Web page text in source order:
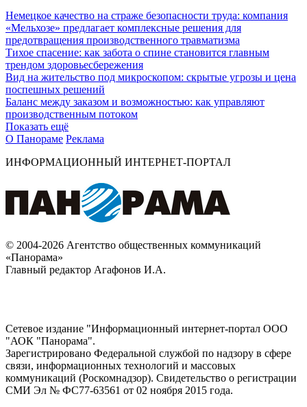
Немецкое качество на страже безопасности труда: компания
«Мельхозе» предлагает комплексные решения для
предотвращения производственного травматизма
Тихое спасение: как забота о спине становится главным
трендом здоровьесбережения
Вид на жительство под микроскопом: скрытые угрозы и цена
поспешных решений
Баланс между заказом и возможностью: как управляют
производственным потоком
Показать ещё
О Панораме Реклама
ИНФОРМАЦИОННЫЙ ИНТЕРНЕТ-ПОРТАЛ
© 2004-2026 Агентство общественных коммуникаций
«Панорама»
Главный редактор Агафонов И.А.
Сетевое издание "Информационный интернет-портал ООО
"АОК "Панорама".
Зарегистрировано Федеральной службой по надзору в сфере
связи, информационных технологий и массовых
коммуникаций (Роскомнадзор). Cвидетельство о регистрации
СМИ Эл № ФС77-63561 от 02 ноября 2015 года.